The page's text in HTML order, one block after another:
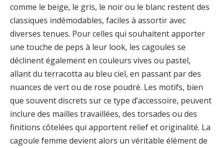
comme le beige, le gris, le noir ou le blanc restent des
classiques indémodables, faciles à assortir avec
diverses tenues. Pour celles qui souhaitent apporter
une touche de peps à leur look, les cagoules se
déclinent également en couleurs vives ou pastel,
allant du terracotta au bleu ciel, en passant par des
nuances de vert ou de rose poudré. Les motifs, bien
que souvent discrets sur ce type d’accessoire, peuvent
inclure des mailles travaillées, des torsades ou des
finitions côtelées qui apportent relief et originalité. La
cagoule femme devient alors un véritable élément de